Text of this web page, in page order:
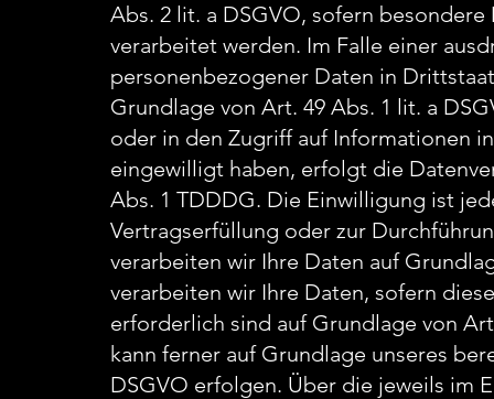
Abs. 2 lit. a DSGVO, sofern
verarbeitet werden. Im Falle einer
personenbezogener Daten in
Grundlage von Art. 49 Abs. 1 lit. a
oder in den Zugriff auf Informationen
eingewilligt haben, erfolgt die
Abs. 1 TDDDG. Die Einwilligung ist
Vertragserfüllung oder zur
verarbeiten wir Ihre Daten auf
verarbeiten wir Ihre Daten, sofern
erforderlich sind auf Grundlage von
kann ferner auf Grundlage unseres
DSGVO erfolgen. Über die jeweils im